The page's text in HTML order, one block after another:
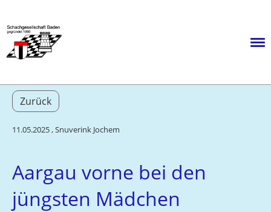
Zurück
11.05.2025, Snuverink Jochem
Aargau vorne bei den
jüngsten Mädchen